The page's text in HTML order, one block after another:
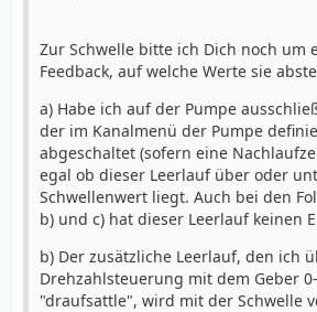
Zur Schwelle bitte ich Dich noch um
Feedback, auf welche Werte sie
a) Habe ich auf der Pumpe
der im Kanalmenü der Pumpe
abgeschaltet (sofern eine
egal ob dieser Leerlauf über oder
Schwellenwert liegt. Auch bei den
b) und c) hat dieser Leerlauf keinen
b) Der zusätzliche Leerlauf, den ich
Drehzahlsteuerung mit dem Geber
"draufsattle", wird mit der Schwelle